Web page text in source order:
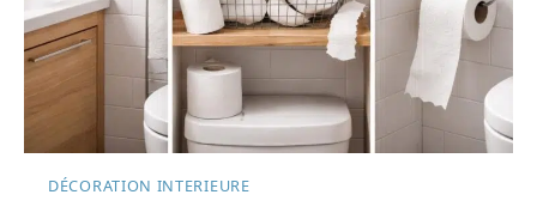
DÉCORATION INTERIEURE